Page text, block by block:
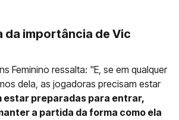
da importância de Vic
Feminino ressalta: "E, se em qualquer
dela, as jogadoras precisam estar
estar preparadas para entrar,
a partida da forma como ela